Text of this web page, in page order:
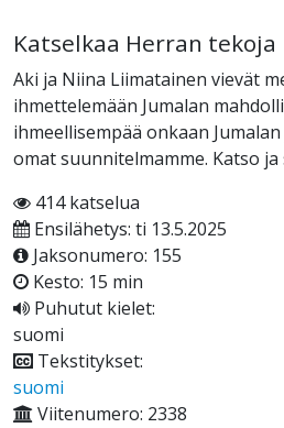
Katselkaa Herran tekoja
Aki ja Niina Liimatainen vievät
ihmettelemään Jumalan
ihmeellisempää onkaan
omat suunnitelmamme. Katso ja
414 katselua
Ensilähetys: ti 13.5.2025
Jaksonumero: 155
Kesto: 15 min
Puhutut kielet:
suomi
Tekstitykset:
suomi
Viitenumero: 2338